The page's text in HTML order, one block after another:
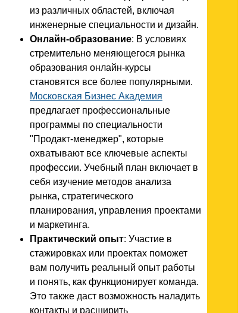
из различных областей, включая
инженерные специальности и дизайн.
Онлайн-образование: В условиях
стремительно меняющегося рынка
образования онлайн-курсы
становятся все более популярными.
Московская Бизнес Академия
предлагает профессиональные
программы по специальности
"Продакт-менеджер", которые
охватывают все ключевые аспекты
профессии. Учебный план включает в
себя изучение методов анализа
рынка, стратегического
планирования, управления проектами
и маркетинга.
Практический опыт: Участие в
стажировках или проектах поможет
вам получить реальный опыт работы
и понять, как функционирует команда.
Это также даст возможность наладить
контакты и расширить